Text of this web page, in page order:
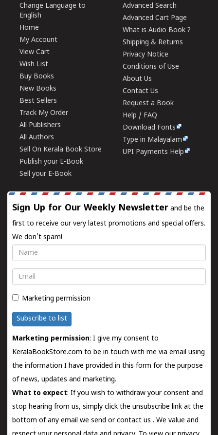
Change Language to
English
Home
My Account
View Cart
Wish List
Buy Books
New Books
Best Sellers
Track My Order
All Publishers
All Authors
Sell On Kerala Book Store
Publish your E-Book
Sell your E-Book
Advanced Search
Advanced Cart Page
What is Audio Book ?
Shipping & Returns
Privacy Notice
Conditions of Use
About Us
Contact Us
Request a Book
Help / FAQ
Download Fonts
Type in Malayalam
UPI Payments Help
Sign Up for Our Weekly Newsletter and be the
first to receive our very latest promotions and special offers.
We don't spam!
Name
Email
Marketing permission
Subscribe to list
Marketing permission: I give my consent to
KeralaBookStore.com to be in touch with me via email using
the information I have provided in this form for the purpose
of news, updates and marketing.
What to expect: If you wish to withdraw your consent and
stop hearing from us, simply click the unsubscribe link at the
bottom of any email we send orcontact us . We value and